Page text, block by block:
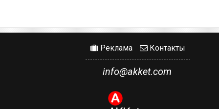
Реклама Контакты
info@akket.com